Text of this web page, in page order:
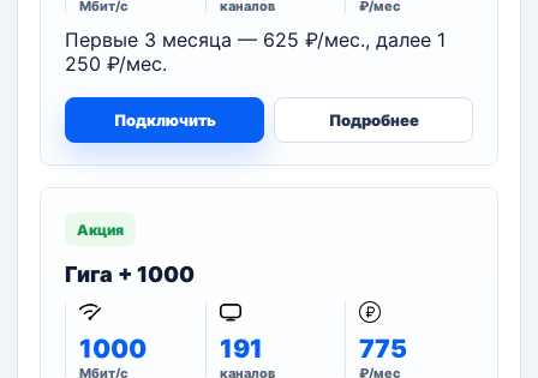
Мбит/с каналов ₽/мес
Первые 3 месяца — 625 ₽/мес., далее 1
250 ₽/мес.
Подключить Подробнее
Акция
Гига + 1000
1000
Мбит/с
191
каналов
775
₽/мес